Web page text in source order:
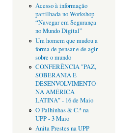
Acesso à informação
partilhada no Workshop
“Navegar em Segurança
no Mundo Digital”
Um homem que mudou a
forma de pensar e de agir
sobre o mundo
CONFERÊNCIA "PAZ,
SOBERANIA E
DESENVOLVIMENTO
NA AMÉRICA
LATINA" - 16 de Maio
O Palhinhas & C.ª na
UPP - 3 Maio
Anita Prestes na UPP